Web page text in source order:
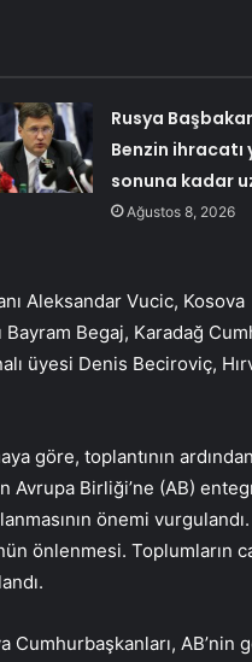
Rusya
Benzin ihracatı
sonuna kadar
Ağustos 8, 2026
Aleksandar Vucic, Kosova
Begaj, Karadağ
üyesi Denis Beciroviç,
göre, toplantının
Avrupa Birliği’ne (AB)
önemi
önlenmesi. Toplumların
Cumhurbaşkanları, AB’nin